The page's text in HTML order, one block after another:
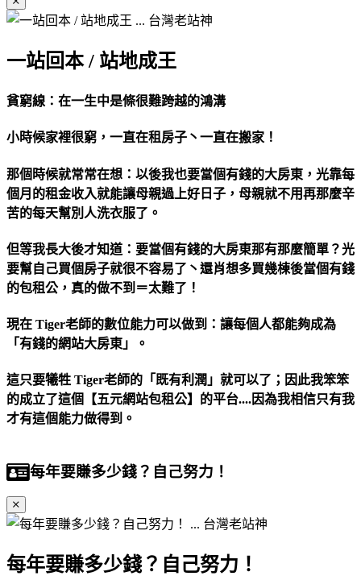
一站回本 / 站地成王
貧窮線：在一生中是條很難跨越的鴻溝
小時候家裡很窮，一直在租房子丶一直在搬家！
那個時候就常常在想：以後我也要當個有錢的大房東，光靠每
個月的租金收入就能讓母親過上好日子，母親就不用再那麼辛
苦的每天幫別人洗衣服了。
但等我長大後才知道：要當個有錢的大房東那有那麼簡單？光
要幫自己買個房子就很不容易了丶還肖想多買幾棟後當個有錢
的包租公，真的做不到＝太難了！
現在 Tiger老師的數位能力可以做到：讓每個人都能夠成為
「有錢的網站大房東」。
這只要犧牲 Tiger老師的「既有利潤」就可以了；因此我笨笨
的成立了這個【五元網站包租公】的平台....因為我相信只有我
才有這個能力做得到。
每年要賺多少錢？自己努力！
每年要賺多少錢？自己努力！